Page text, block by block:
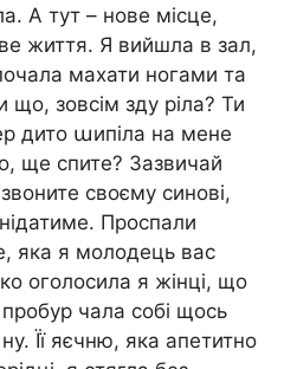
А тут – нове місце,
життя. Я вийшла в зал,
махати ногами та
зовсім зду ріла? Ти
дито աипіла на мене
ще спите? Зазвичай
своєму синові,
Проспали
яка я молодець вас
оголосила я жінці, що
чала собі щось
Її яєчню, яка апетитно